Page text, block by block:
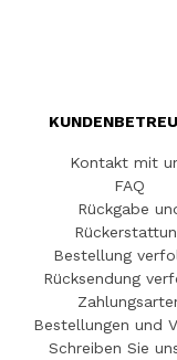
Kontakt mit
FAQ
Rückgabe
Bestellung
Rücksendung
Bestellungen und
Schreiben Sie